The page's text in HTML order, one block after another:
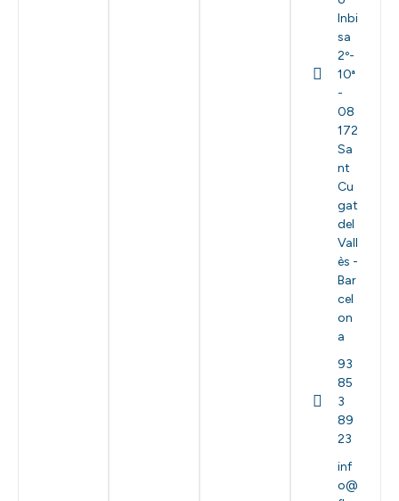
Inbi
sa
2º-
10ª
-
08
172
Sa
nt
Cu
gat
del
Vall
ès -
Bar
cel
on
a
93
85
3
89
23
inf
o@